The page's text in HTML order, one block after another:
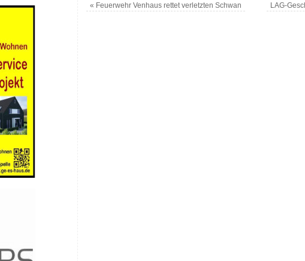
« Feuerwehr Venhaus rettet verletzten Schwan LAG-